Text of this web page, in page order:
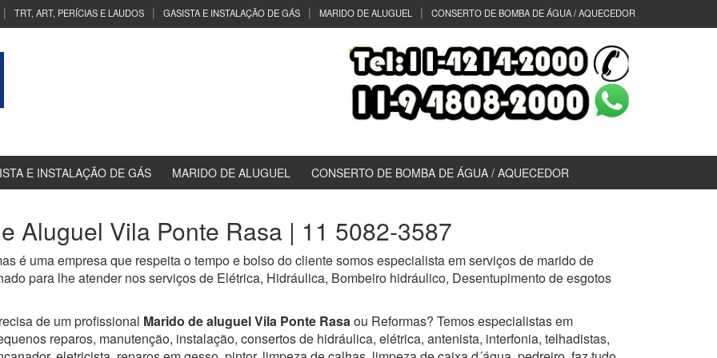
TRT, ART, PERÍCIAS E LAUDOS GASISTA E INSTALAÇÃO DE GÁS MARIDO DE ALUGUEL CONSERTO DE BOMBA DE ÁGUA / AQUECEDOR
E INSTALAÇÃO DE GÁS MARIDO DE ALUGUEL CONSERTO DE BOMBA DE ÁGUA / AQUECEDOR
Aluguel Vila Ponte Rasa | 11 5082-3587
é uma empresa que respeita o tempo e bolso do cliente somos especialista em serviços de marido de
para lhe atender nos serviços de Elétrica, Hidráulica, Bombeiro hidráulico, Desentupimento de esgotos
de um profissional Marido de aluguel Vila Ponte Rasaou Reformas? Temos especialistas em
reparos, manutenção, instalação, consertos de hidráulica, elétrica, antenista, interfonia, telhadistas,